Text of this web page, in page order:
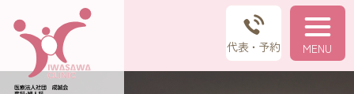
岩沢クリニック
代表・予約